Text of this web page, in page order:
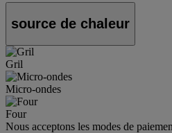
source de chaleur
Gril
Micro-ondes
Four
Nous acceptons les modes de